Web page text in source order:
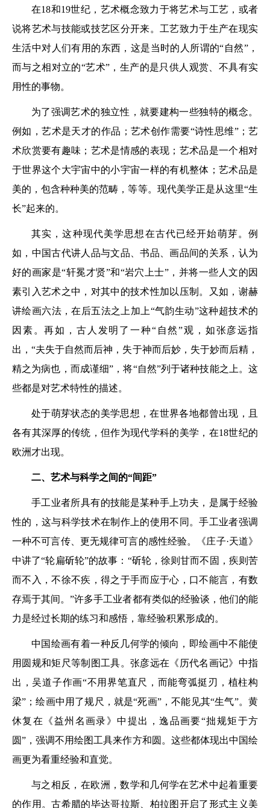
在18和19世纪，艺术概念致力于将艺术与工艺，或者
说将艺术与技能或技艺区分开来。工艺致力于生产在现实
生活中对人们有用的东西，这是当时的人所谓的“自然”，
而与之相对立的“艺术”，生产的是只供人观赏、不具有实
用性的事物。
为了强调艺术的独立性，就要建构一些独特的概念。
例如，艺术是天才的作品；艺术创作需要“诗性思维”；艺
术欣赏要有趣味；艺术是情感的表现；艺术品是一个相对
于世界这个大宇宙中的小宇宙一样的有机整体；艺术品是
美的，包含种种美的范畴，等等。现代美学正是从这里“生
长”起来的。
其实，这种现代美学思想在古代已经开始萌芽。例
如，中国古代讲人品与文品、书品、画品间的关系，认为
好的画家是“轩冕才贤”和“岩穴上士”，并将一些人文的因
素引入艺术之中，对其中的技术性加以压制。又如，谢赫
讲绘画六法，在后五法之上加上“气韵生动”这种超技术的
因素。再如，古人发明了一种“自然”观，如张彦远指
出，“夫失于自然而后神，失于神而后妙，失于妙而后精，
精之为病也，而成谨细”，将“自然”列于诸种技能之上。这
些都是对艺术特性的描述。
处于萌芽状态的美学思想，在世界各地都曾出现，且
各有其深厚的传统，但作为现代学科的美学，在18世纪的
欧洲才出现。
二、艺术与科学之间的“间距”
手工业者所具有的技能是某种手上功夫，是属于经验
性的，这与科学技术在制作上的使用不同。手工业者强调
一种不可言传、更无规律可言的感性经验。《庄子·天道》
中讲了“轮扁斫轮”的故事：“斫轮，徐则甘而不固，疾则苦
而不入，不徐不疾，得之于手而应于心，口不能言，有数
存焉于其间。”许多手工业者都有类似的经验谈，他们的能
力是经过长期的练习和感悟，靠经验积累形成的。
中国绘画有着一种反几何学的倾向，即绘画中不能使
用圆规和矩尺等制图工具。张彦远在《历代名画记》中指
出，吴道子作画“不用界笔直尺，而能弯弧挺刃，植柱构
梁”；绘画中用了规尺，就是“死画”，不能见其“生气”。黄
休复在《益州名画录》中提出，逸品画要“拙规矩于方
圆”，强调不用绘图工具来作方和圆。这些都体现出中国绘
画更为看重经验和直觉。
与之相反，在欧洲，数学和几何学在艺术中起着重要
的作用。古希腊的毕达哥拉斯、柏拉图开启了形式主义美